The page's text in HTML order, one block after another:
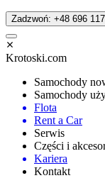
Zadzwoń: +48 696
Krotoski.com
Samochody
Samochody
Flota
Rent a Car
Serwis
Części i
Kariera
Kontakt